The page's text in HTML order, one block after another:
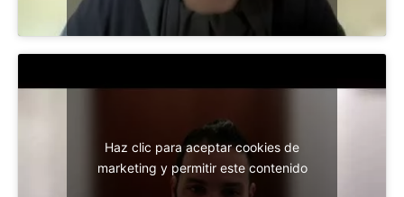
Haz clic para aceptar cookies de
marketing y permitir este contenido